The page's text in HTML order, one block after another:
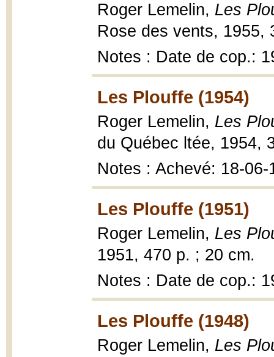
Roger Lemelin, Les
Rose des vents, 1955,
Notes : Date de cop.:
Les Plouffe (1954)
Roger Lemelin, Les
du Québec ltée, 1954,
Notes : Achevé: 18-06-
Les Plouffe (1951)
Roger Lemelin, Les
1951, 470 p. ; 20 cm.
Notes : Date de cop.:
Les Plouffe (1948)
Roger Lemelin, Les